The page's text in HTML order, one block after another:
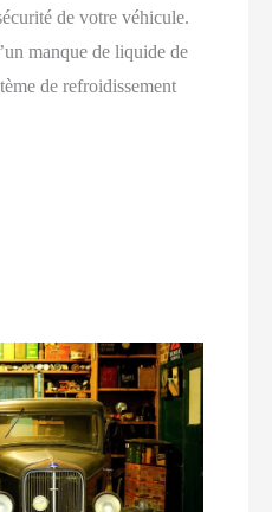
de votre véhicule.
manque de liquide de
de refroidissement